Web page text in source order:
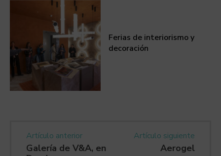
Ferias de interiorismo y
decoración
Artículo anterior
Galería de V&A, en
Artículo siguiente
Aerogel